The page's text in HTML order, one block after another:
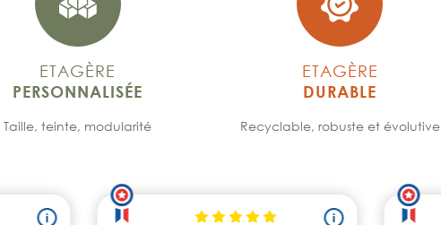
ETAGÈRE
PERSONNALISÉE
Taille, teinte, modularité
ETAGÈRE
DURABLE
Recyclable, robuste et évolutive